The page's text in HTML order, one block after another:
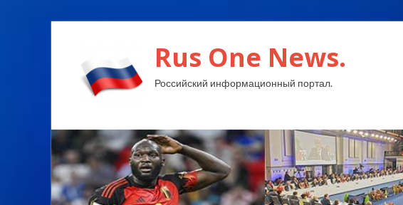
Rus One News.
Российский информационный портал.